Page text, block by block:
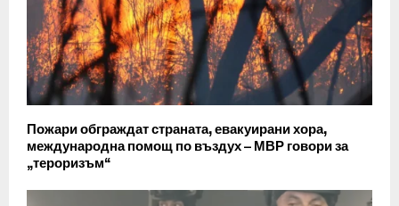
Пожари обграждат страната, евакуирани хора,
международна помощ по въздух – МВР говори за
„тероризъм“